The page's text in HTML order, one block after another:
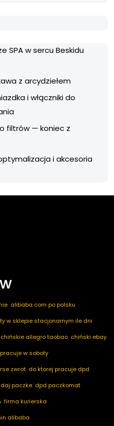
SPA w sercu Beskidu
z arcydziełem
i włączniki do
filtrów — koniec z
optymalizacja i akcesoria
alibaba com po polsku
w sklepie stacjonarnym ile dni
chińskie allegro taobao chiński ebay
w soboty
zwrot do ktorej pracuje dpd
paczke dpd paczkomat
firma kurierska
alibaba